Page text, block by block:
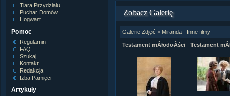
Tiara Przydziału
Puchar Domów
Hogwart
Pomoc
Regulamin
FAQ
Szukaj
Kontakt
Redakcja
Izba Pamięci
Artykuły
Zobacz Galerię
Galerie Zdjęć > Miranda - Inne filmy
Testament mÂłodoÂści Testament